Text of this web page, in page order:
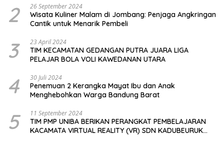
2 26 September 2024
Wisata Kuliner Malam di Jombang: Penjaga Angkringan
Cantik untuk Menarik Pembeli
3 23 April 2024
TIM KECAMATAN GEDANGAN PUTRA JUARA LIGA
PELAJAR BOLA VOLI KAWEDANAN UTARA
4 30 Juli 2024
Penemuan 2 Kerangka Mayat Ibu dan Anak
Menghebohkan Warga Bandung Barat
5 11 September 2024
TIM PMP UNIBA BERIKAN PERANGKAT PEMBELAJARAN
KACAMATA VIRTUAL REALITY (VR) SDN KADUBEURUK